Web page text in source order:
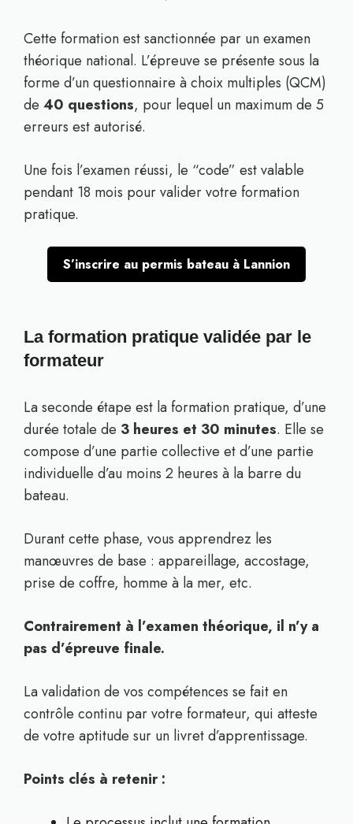
Cette formation est sanctionnée par un examen
théorique national. L’épreuve se présente sous la
forme d’un questionnaire à choix multiples (QCM)
de 40 questions, pour lequel un maximum de 5
erreurs est autorisé.
Une fois l’examen réussi, le “code” est valable
pendant 18 mois pour valider votre formation
pratique.
S’inscrire au permis bateau à Lannion
La formation pratique validée par le
formateur
La seconde étape est la formation pratique, d’une
durée totale de 3 heures et 30 minutes. Elle se
compose d’une partie collective et d’une partie
individuelle d’au moins 2 heures à la barre du
bateau.
Durant cette phase, vous apprendrez les
manœuvres de base : appareillage, accostage,
prise de coffre, homme à la mer, etc.
Contrairement à l’examen théorique, il n’y a
pas d’épreuve finale.
La validation de vos compétences se fait en
contrôle continu par votre formateur, qui atteste
de votre aptitude sur un livret d’apprentissage.
Points clés à retenir :